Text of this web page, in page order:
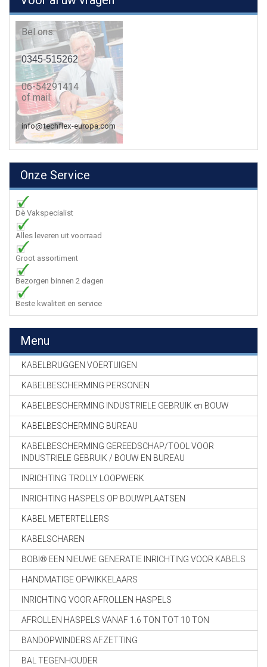
Bel ons:
0345-515262
06-54291414
of mail:
info@techflex-europa.com
Onze Service
Dè Vakspecialist
Alles leveren uit voorraad
Groot assortiment
Bezorgen binnen 2 dagen
Beste kwaliteit en service
Menu
KABELBRUGGEN VOERTUIGEN
KABELBESCHERMING PERSONEN
KABELBESCHERMING INDUSTRIELE GEBRUIK en BOUW
KABELBESCHERMING BUREAU
KABELBESCHERMING GEREEDSCHAP/TOOL VOOR
INDUSTRIELE GEBRUIK / BOUW EN BUREAU
INRICHTING TROLLY LOOPWERK
INRICHTING HASPELS OP BOUWPLAATSEN
KABEL METERTELLERS
KABELSCHAREN
BOBI® EEN NIEUWE GENERATIE INRICHTING VOOR KABELS
HANDMATIGE OPWIKKELAARS
INRICHTING VOOR AFROLLEN HASPELS
AFROLLEN HASPELS VANAF 1.6 TON TOT 10 TON
BANDOPWINDERS AFZETTING
BAL TEGENHOUDER